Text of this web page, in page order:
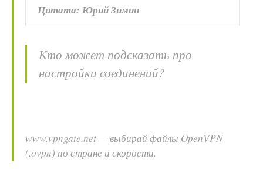
Цитата: Юрий Зимин
Кто может подсказать про
настройки соединений?
www.vpngate.net — выбирай файлы OpenVPN
(.ovpn) по стране и скорости.